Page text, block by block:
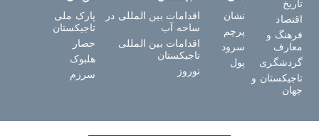
تاریخ
اقتصاد
فرهنگ و
معارف
گردشگری
تاجیکستان و
جهان
نشان
پرچم
سرود
پول
اقدامات بین المللی در
ساحه آب
اقدامات بین المللی
تاجیکستان
نوروز
پارک ملی
تاجیکستان
حصار
هلبوک
سرزم